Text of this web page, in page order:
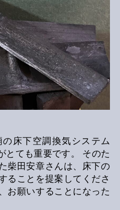
床下空調換気システム
とても重要です。 そのた
柴田安章さんは、床下の
ることを提案してくださ
お願いすることになった